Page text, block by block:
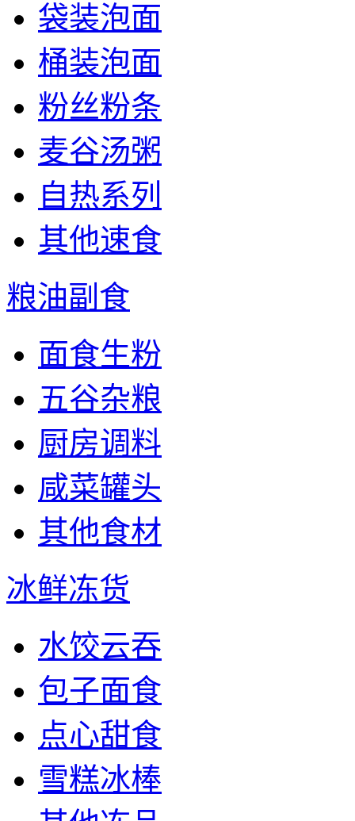
袋装泡面
桶装泡面
粉丝粉条
麦谷汤粥
自热系列
其他速食
粮油副食
面食生粉
五谷杂粮
厨房调料
咸菜罐头
其他食材
冰鲜冻货
水饺云吞
包子面食
点心甜食
雪糕冰棒